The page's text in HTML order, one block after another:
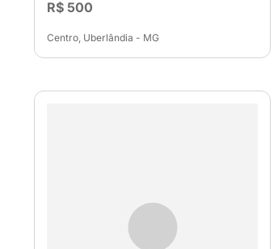
R$ 500
Centro, Uberlândia - MG